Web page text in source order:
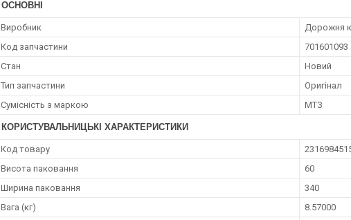
ОСНОВНІ
Виробник
Дорожня
Код запчастини
701601093
Стан
Новий
Тип запчастини
Оригінал
Сумісність з маркою
МТЗ
КОРИСТУВАЛЬНИЦЬКІ ХАРАКТЕРИСТИКИ
Код товару
Висота паковання
60
Ширина паковання
340
Вага (кг)
8.57000